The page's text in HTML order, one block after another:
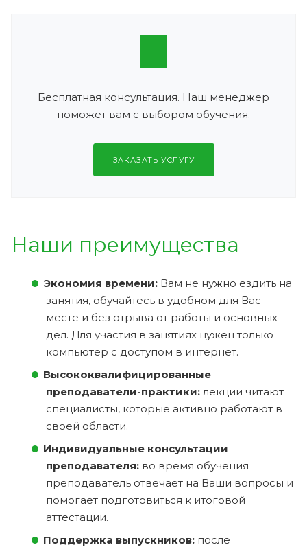
Бесплатная консультация. Наш менеджер
поможет вам с выбором обучения.
ЗАКАЗАТЬ УСЛУГУ
Наши преимущества
Экономия времени: Вам не нужно ездить на
занятия, обучайтесь в удобном для Вас
месте и без отрыва от работы и основных
дел. Для участия в занятиях нужен только
компьютер с доступом в интернет.
Высококвалифицированные
преподаватели-практики: лекции читают
специалисты, которые активно работают в
своей области.
Индивидуальные консультации
преподавателя: во время обучения
преподаватель отвечает на Ваши вопросы и
помогает подготовиться к итоговой
аттестации.
Поддержка выпускников: после